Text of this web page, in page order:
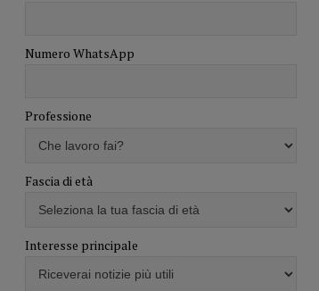
Numero WhatsApp
Professione
Fascia di età
Interesse principale